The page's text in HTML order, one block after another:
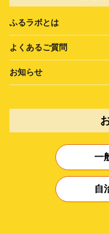
ふるラボとは
よくあるご質問
お知らせ
一
自